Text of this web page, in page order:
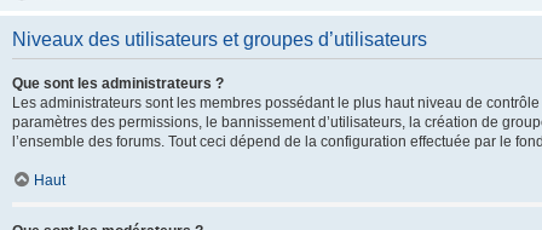
Niveaux des utilisateurs et groupes d’utilisateurs
Que sont les administrateurs ?
Les administrateurs sont les membres possédant le plus haut niveau de
paramètres des permissions, le bannissement d’utilisateurs, la création de
l’ensemble des forums. Tout ceci dépend de la configuration effectuée par le
Haut